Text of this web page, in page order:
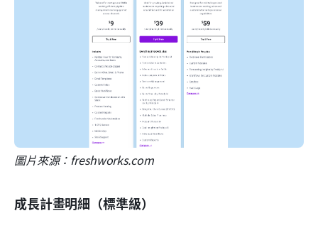
圖片來源：freshworks.com
成長計畫明細（標準級）